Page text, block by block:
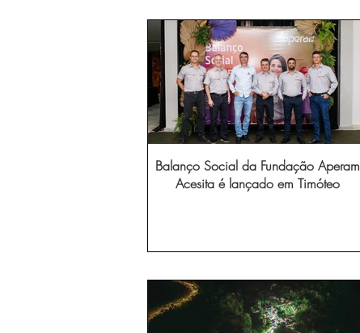
Balanço Social da Fundação Aperam
Acesita é lançado em Timóteo